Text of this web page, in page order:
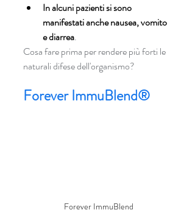
In alcuni pazienti si sono
manifestati anche nausea, vomito
e diarrea.
Cosa fare prima per rendere più forti le
naturali difese dell'organismo?
Forever ImmuBlend®
Forever ImmuBlend